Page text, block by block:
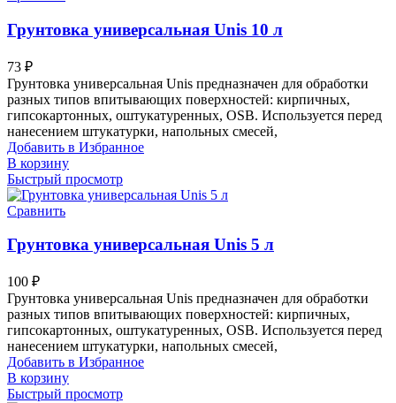
Грунтовка универсальная Unis 10 л
73 ₽
Грунтовка универсальная Unis предназначен для обработки
разных типов впитывающих поверхностей: кирпичных,
гипсокартонных, оштукатуренных, OSB. Используется перед
нанесением штукатурки, напольных смесей,
Добавить в Избранное
В корзину
Быстрый просмотр
Сравнить
Грунтовка универсальная Unis 5 л
100 ₽
Грунтовка универсальная Unis предназначен для обработки
разных типов впитывающих поверхностей: кирпичных,
гипсокартонных, оштукатуренных, OSB. Используется перед
нанесением штукатурки, напольных смесей,
Добавить в Избранное
В корзину
Быстрый просмотр